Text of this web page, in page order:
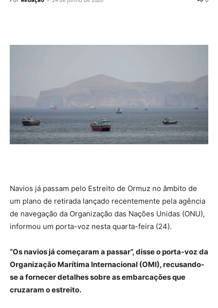
Navios já passam pelo Estreito de Ormuz no âmbito de
um plano de retirada lançado recentemente pela agência
de navegação da Organização das Nações Unidas (ONU),
informou um porta-voz nesta quarta-feira (24).
“Os navios já começaram a passar”, disse o porta-voz da
Organização Marítima Internacional (OMI), recusando-
se a fornecer detalhes sobre as embarcações que
cruzaram o estreito.